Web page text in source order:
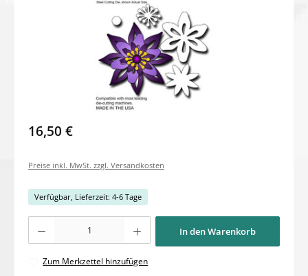
16,50 €
Preise inkl. MwSt. zzgl. Versandkosten
Verfügbar, Lieferzeit: 4-6 Tage
In den Warenkorb
Zum Merkzettel hinzufügen